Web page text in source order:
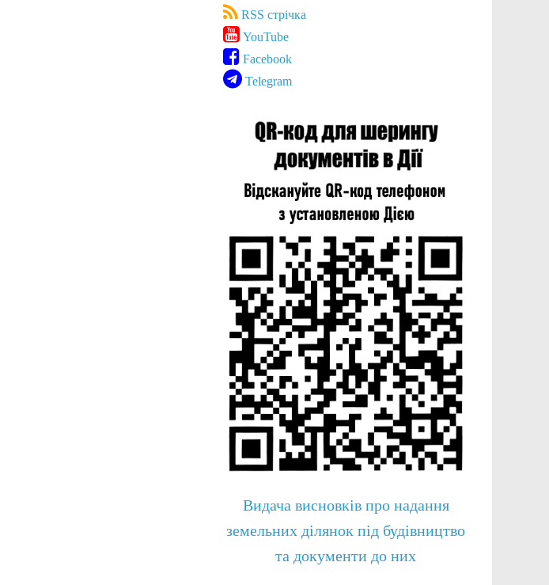
RSS стрічка
YouTube
Facebook
Telegram
Видача висновків про надання
земельних ділянок під будівництво
та документи до них